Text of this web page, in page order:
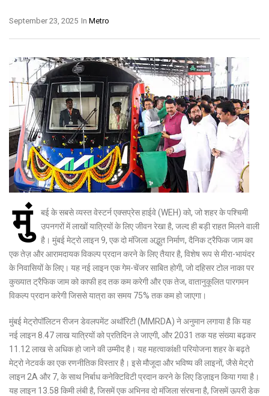
In Metro
September 23, 2025
मुं
बई के सबसे व्यस्त वेस्टर्न एक्सप्रेस हाईवे (WEH) को, जो शहर के पश्चिमी
उपनगरों में लाखों यात्रियों के लिए जीवन रेखा है, जल्द ही बड़ी राहत मिलने वाली
है। मुंबई मेट्रो लाइन 9, एक दो मंजिला अद्भुत निर्माण, दैनिक ट्रैफिक जाम का
एक तेज़ और आरामदायक विकल्प प्रदान करने के लिए तैयार है, विशेष रूप से मीरा-भायंदर
के निवासियों के लिए। यह नई लाइन एक गेम-चेंजर साबित होगी, जो दहिसर टोल नाका पर
कुख्यात ट्रैफिक जाम को काफी हद तक कम करेगी और एक तेज, वातानुकूलित पारगमन
विकल्प प्रदान करेगी जिससे यात्रा का समय 75% तक कम हो जाएगा।
मुंबई मेट्रोपॉलिटन रीजन डेवलपमेंट अथॉरिटी (MMRDA) ने अनुमान लगाया है कि यह
नई लाइन 8.47 लाख यात्रियों को प्रतिदिन ले जाएगी, और 2031 तक यह संख्या बढ़कर
11.12 लाख से अधिक हो जाने की उम्मीद है। यह महत्वाकांक्षी परियोजना शहर के बढ़ते
मेट्रो नेटवर्क का एक रणनीतिक विस्तार है। इसे मौजूदा और भविष्य की लाइनों, जैसे मेट्रो
लाइन 2A और 7, के साथ निर्बाध कनेक्टिविटी प्रदान करने के लिए डिज़ाइन किया गया है।
यह लाइन 13.58 किमी लंबी है, जिसमें एक अभिनव दो मंजिला संरचना है, जिसमें ऊपरी डेक